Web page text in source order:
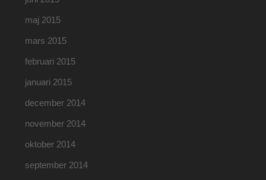
maj 2015
mars 2015
februari 2015
januari 2015
december 2014
november 2014
oktober 2014
september 2014